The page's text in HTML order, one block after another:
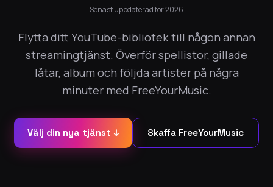
Senast uppdaterad för 2026
Flytta ditt YouTube-bibliotek till någon annan
streamingtjänst. Överför spellistor, gillade
låtar, album och följda artister på några
minuter med FreeYourMusic.
Välj din nya tjänst ↓ Skaffa FreeYourMusic